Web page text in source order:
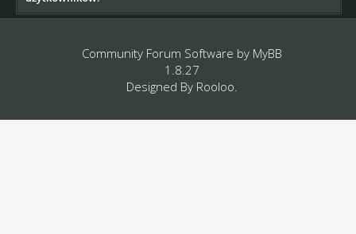
Community Forum Software by MyBB
1.8.27
Designed By Rooloo.